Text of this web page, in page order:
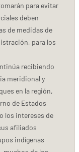
para evitar
deben
de medidas de
para los
recibiendo
meridional y
en la región,
de Estados
los intereses de
afiliados
indígenas